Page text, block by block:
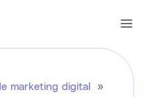
marketing digital
»